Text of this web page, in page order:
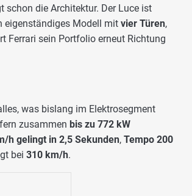
schon die Architektur. Der Luce ist
eigenständiges Modell mit vier Türen,
Ferrari sein Portfolio erneut Richtung
was bislang im Elektrosegment
zusammen bis zu 772 kW
h gelingt in 2,5 Sekunden, Tempo 200
bei 310 km/h.